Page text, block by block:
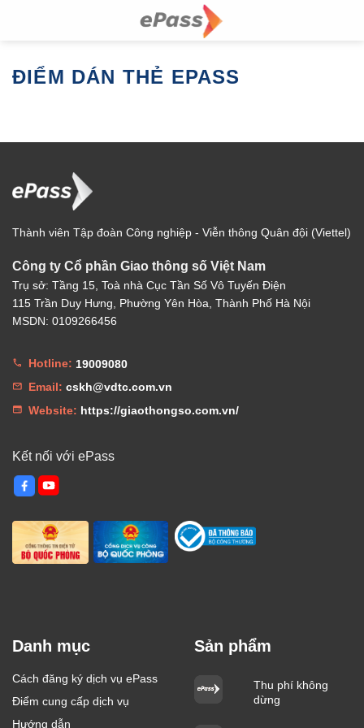
ĐIỂM DÁN THẺ EPASS
Thành viên Tập đoàn Công nghiệp - Viễn thông Quân đội (Viettel)
Công ty Cổ phần Giao thông số Việt Nam
Trụ sở: Tầng 15, Toà nhà Cục Tần Số Vô Tuyến Điện
115 Trần Duy Hưng, Phường Yên Hòa, Thành Phố Hà Nội
MSDN: 0109266456
Hotline: 19009080
Email: cskh@vdtc.com.vn
Website: https://giaothongso.com.vn/
Kết nối với ePass
Danh mục
Cách đăng ký dịch vụ ePass
Điểm cung cấp dịch vụ
Hướng dẫn
Sản phẩm
Thu phí không
dừng